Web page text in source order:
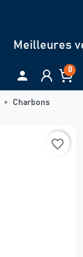
Meilleures
 0
Charbons
favorite_border